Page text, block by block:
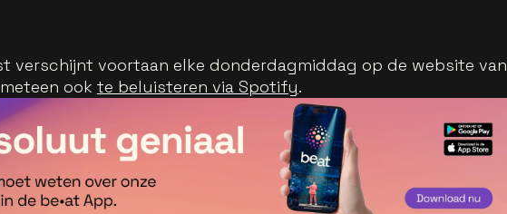
verschijnt voortaan elke donderdagmiddag op de website van
ook te beluisteren via Spotify.